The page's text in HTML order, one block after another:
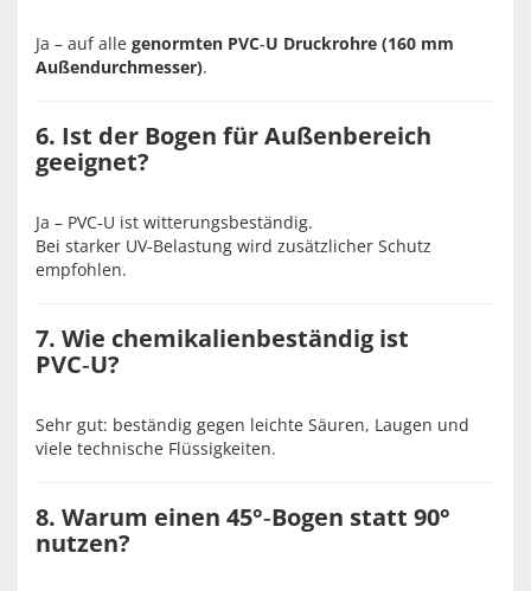
Ja – auf alle genormten PVC‑U Druckrohre (160 mm
Außendurchmesser).
6. Ist der Bogen für Außenbereich
geeignet?
Ja – PVC‑U ist witterungsbeständig.
Bei starker UV‑Belastung wird zusätzlicher Schutz
empfohlen.
7. Wie chemikalienbeständig ist
PVC‑U?
Sehr gut: beständig gegen leichte Säuren, Laugen und
viele technische Flüssigkeiten.
8. Warum einen 45°‑Bogen statt 90°
nutzen?